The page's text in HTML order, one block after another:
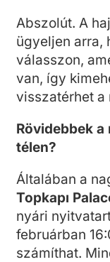
Abszolút. A
ügyeljen arra,
válasszon,
van, így
visszatérhet a
Rövidebbek
télen?
Általában a
Topkapı
nyári
februárban
számíthat.